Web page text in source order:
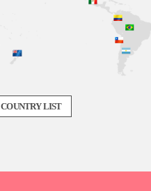
COUNTRY LIST